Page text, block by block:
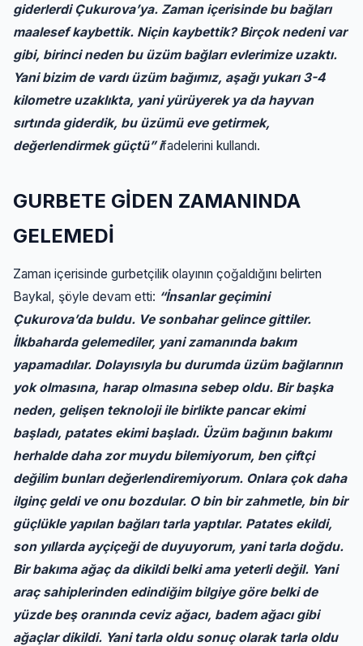
giderlerdi Çukurova’ya. Zaman içerisinde bu bağları
maalesef kaybettik. Niçin kaybettik? Birçok nedeni var
gibi, birinci neden bu üzüm bağları evlerimize uzaktı.
Yani bizim de vardı üzüm bağımız, aşağı yukarı 3-4
kilometre uzaklıkta, yani yürüyerek ya da hayvan
sırtında giderdik, bu üzümü eve getirmek,
değerlendirmek güçtü” ifadelerini kullandı.
GURBETE GİDEN ZAMANINDA
GELEMEDİ
Zaman içerisinde gurbetçilik olayının çoğaldığını belirten
Baykal, şöyle devam etti: “İnsanlar geçimini
Çukurova’da buldu. Ve sonbahar gelince gittiler.
İlkbaharda gelemediler, yani zamanında bakım
yapamadılar. Dolayısıyla bu durumda üzüm bağlarının
yok olmasına, harap olmasına sebep oldu. Bir başka
neden, gelişen teknoloji ile birlikte pancar ekimi
başladı, patates ekimi başladı. Üzüm bağının bakımı
herhalde daha zor muydu bilemiyorum, ben çiftçi
değilim bunları değerlendiremiyorum. Onlara çok daha
ilginç geldi ve onu bozdular. O bin bir zahmetle, bin bir
güçlükle yapılan bağları tarla yaptılar. Patates ekildi,
son yıllarda ayçiçeği de duyuyorum, yani tarla doğdu.
Bir bakıma ağaç da dikildi belki ama yeterli değil. Yani
araç sahiplerinden edindiğim bilgiye göre belki de
yüzde beş oranında ceviz ağacı, badem ağacı gibi
ağaçlar dikildi. Yani tarla oldu sonuç olarak tarla oldu